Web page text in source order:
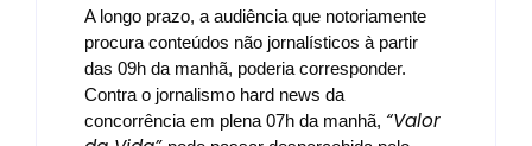
A longo prazo, a audiência que notoriamente
procura conteúdos não jornalísticos à partir
das 09h da manhã, poderia corresponder.
Contra o jornalismo hard news da
concorrência em plena 07h da manhã, “Valor